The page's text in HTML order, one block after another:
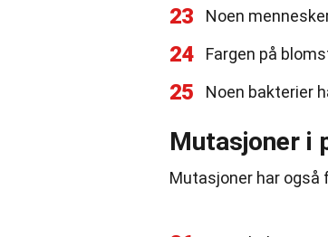
23 Noen
24 Fargen på
25 Noen bakterier
Mutasjoner i
Mutasjoner har også